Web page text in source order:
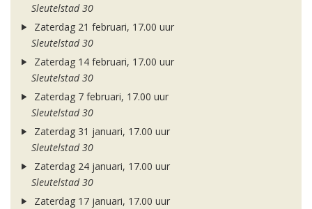
Sleutelstad 30
Zaterdag 21 februari, 17.00 uur
Sleutelstad 30
Zaterdag 14 februari, 17.00 uur
Sleutelstad 30
Zaterdag 7 februari, 17.00 uur
Sleutelstad 30
Zaterdag 31 januari, 17.00 uur
Sleutelstad 30
Zaterdag 24 januari, 17.00 uur
Sleutelstad 30
Zaterdag 17 januari, 17.00 uur